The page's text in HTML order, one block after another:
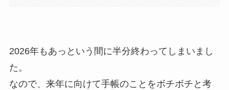
2026年もあっという間に半分終わってしまいまし
た。
なので、来年に向けて手帳のことをボチボチと考